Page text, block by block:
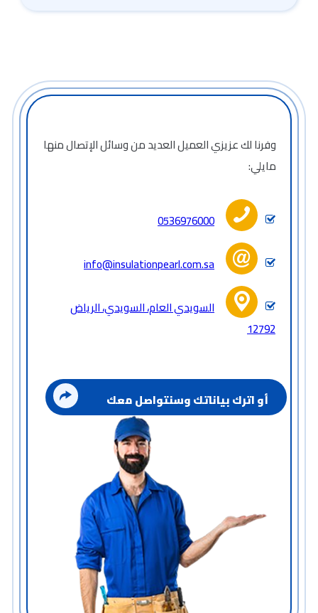
وفرنا لك عزيزي العميل العديد من وسائل الإتصال منها
مايلي:
0536976000
info@insulationpearl.com.sa
السويدي العام، السويدي، الرياض
12792
أو اترك بياناتك وسنتواصل معك